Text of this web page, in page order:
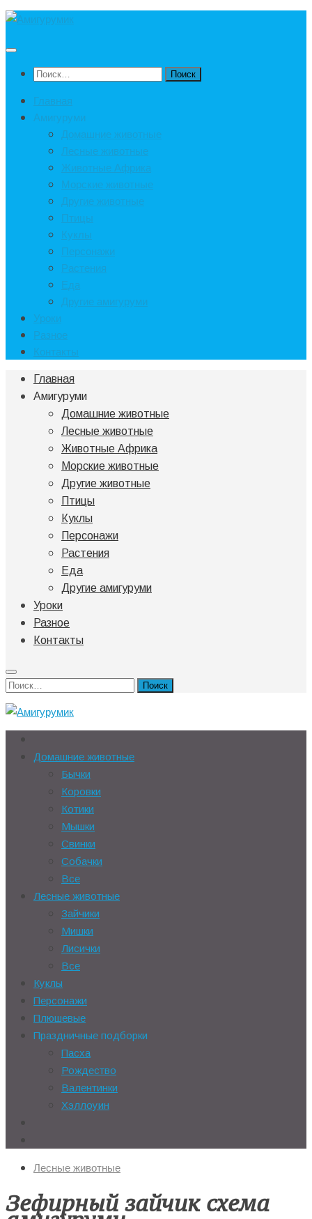
Под
Найти:
Главная
Амигуруми
Домашние животные
Лесные животные
Животные Африка
Морские животные
Другие животные
Птицы
Куклы
Персонажи
Растения
Еда
Другие амигуруми
Уроки
Разное
Контакты
Главная
Амигуруми
Домашние животные
Лесные животные
Животные Африка
Морские животные
Другие животные
Птицы
Куклы
Персонажи
Растения
Еда
Другие амигуруми
Уроки
Разное
Контакты
Найти:
Домашние животные
Бычки
Коровки
Котики
Мышки
Свинки
Собачки
Все
Лесные животные
Зайчики
Мишки
Лисички
Все
Куклы
Персонажи
Плюшевые
Праздничные подборки
Пасха
Рождество
Валентинки
Хэллоуин
Лесные животные
Зефирный зайчик схема